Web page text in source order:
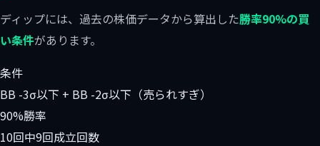
ディップには、過去の株価データから算出した勝率90%の買
い条件があります。
条件
BB -3σ以下 + BB -2σ以下（売られすぎ）
90%勝率
10回中9回成立回数